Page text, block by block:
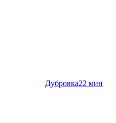
Дубровка22 мин